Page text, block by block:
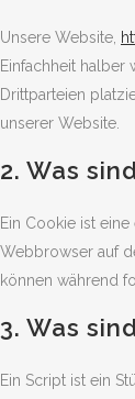
Unsere Website,
Einfachheit halber
Drittparteien
unserer Website.
2. Was
Ein Cookie ist
Webbrowser auf
können während
3. Was
Ein Script ist ein